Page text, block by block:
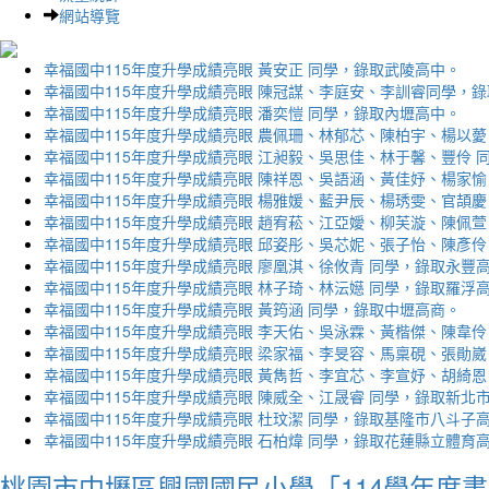
網站導覽
幸福國中115年度升學成績亮眼 黃安正 同學，錄取武陵高中。
幸福國中115年度升學成績亮眼 陳冠謀、李庭安、李訓睿同學，
幸福國中115年度升學成績亮眼 潘奕愷 同學，錄取內壢高中。
幸福國中115年度升學成績亮眼 農佩珊、林郁芯、陳柏宇、楊以
幸福國中115年度升學成績亮眼 江昶毅、吳思佳、林于馨、豐伶
幸福國中115年度升學成績亮眼 陳祥恩、吳語涵、黃佳妤、楊家
幸福國中115年度升學成績亮眼 楊雅媛、藍尹辰、楊琇雯、官頡
幸福國中115年度升學成績亮眼 趙宥菘、江亞嬡、柳芙漩、陳佩
幸福國中115年度升學成績亮眼 邱姿彤、吳芯妮、張子怡、陳彥
幸福國中115年度升學成績亮眼 廖凰淇、徐攸青 同學，錄取永豐
幸福國中115年度升學成績亮眼 林子琦、林沄嬨 同學，錄取羅浮
幸福國中115年度升學成績亮眼 黃筠涵 同學，錄取中壢高商。
幸福國中115年度升學成績亮眼 李天佑、吳泳霖、黃楷傑、陳韋
幸福國中115年度升學成績亮眼 梁家福、李旻容、馬稟硯、張勛
幸福國中115年度升學成績亮眼 黃雋哲、李宜芯、李宣妤、胡綺
幸福國中115年度升學成績亮眼 陳威全、江晟睿 同學，錄取新北
幸福國中115年度升學成績亮眼 杜玟潔 同學，錄取基隆市八斗子
幸福國中115年度升學成績亮眼 石柏煒 同學，錄取花蓮縣立體育